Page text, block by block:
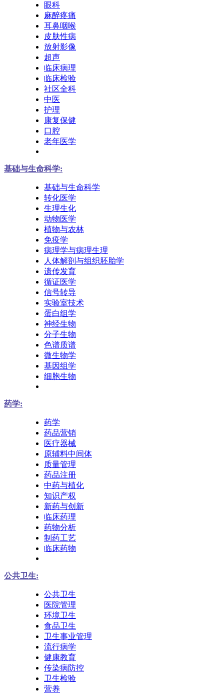
眼科
麻醉疼痛
耳鼻咽喉
皮肤性病
放射影像
超声
临床病理
临床检验
社区全科
中医
护理
康复保健
口腔
老年医学
基础与生命科学:
基础与生命科学
转化医学
生理生化
动物医学
植物与农林
免疫学
病理学与病理生理
人体解剖与组织胚胎学
遗传发育
循证医学
信号转导
实验室技术
蛋白组学
神经生物
分子生物
色谱质谱
微生物学
基因组学
细胞生物
药学:
药学
药品营销
医疗器械
原辅料中间体
质量管理
药品注册
中药与植化
知识产权
新药与创新
临床药理
药物分析
制药工艺
临床药物
公共卫生:
公共卫生
医院管理
环境卫生
食品卫生
卫生事业管理
流行病学
健康教育
传染病防控
卫生检验
营养